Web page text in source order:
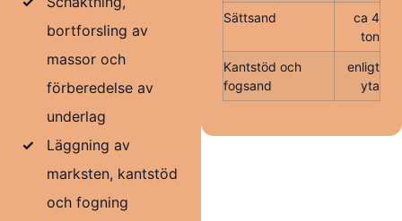
bortforsling av
massor och
förberedelse av
underlag
✓
Läggning av
marksten, kantstöd
och fogning
Sättsand
ca 4
ton
Kantstöd och
fogsand
enligt
yta